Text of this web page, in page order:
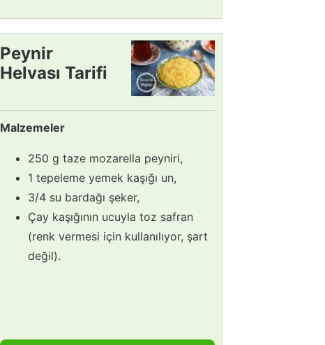
Peynir
Helvası Tarifi
Malzemeler
250 g taze mozarella peyniri,
1 tepeleme yemek kaşığı un,
3/4 su bardağı şeker,
Çay kaşığının ucuyla toz safran
(renk vermesi için kullanılıyor, şart
değil).